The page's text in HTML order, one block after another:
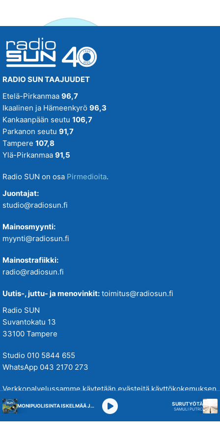
RADIO SUN TAAJUUDET
Etelä-Pirkanmaa 96,7
Ikaalinen ja Hämeenkyrö 96,3
Kankaanpään seutu 106,7
Parkanon seutu 91,7
Tampere 107,8
Ylä-Pirkanmaa 91,5
Radio SUN on osa Pirmedioita.
Juontajat:
studio@radiosun.fi
Mainosmyynti:
myynti@radiosun.fi
Mainostrafiikki:
radio@radiosun.fi
Uutis-, juttu- ja menovinkit: toimitus@radiosun.fi
Radio SUN
Suvantokatu 13
33100 Tampere
Studio 010 5844 655
WhatsApp 043 2170 273
Verkkopalvelussamme käytetään evästeitä käyttökokemuksen
parantamiseksi. Tutustu tietosuojakäytäntöihimmetäällä.
MONIPUOLISINTA ISKELMÄÄ JA PARASTA POPPIA SURUTYÖTÄ
SAMULI PUTRO